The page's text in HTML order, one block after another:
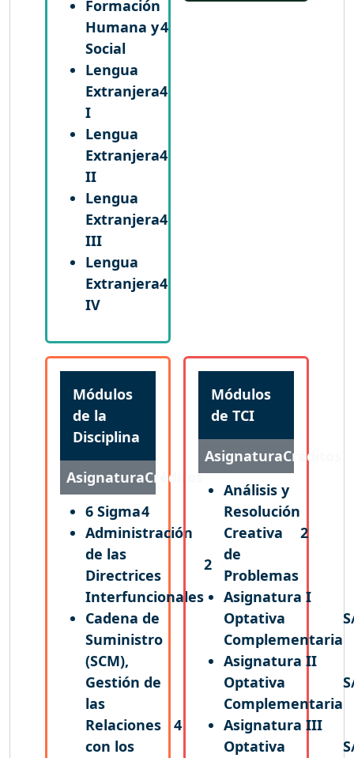
Formación
Humana y
Social
4
Lengua
Extranjera
I
4
Lengua
Extranjera
II
4
Lengua
Extranjera
III
4
Lengua
Extranjera
IV
4
Módulos
de la
Disciplina
AsignaturaCréditos
6 Sigma4
Administración
de las
Directrices
Interfuncionales
2
Cadena de
Suministro
(SCM),
Gestión de
las
Relaciones
con los
4
Módulos
de TCI
AsignaturaCréditos
Análisis y
Resolución
Creativa
de
Problemas
2
Asignatura I
Optativa
Complementaria
Asignatura II
Optativa
Complementaria
Asignatura III
Optativa